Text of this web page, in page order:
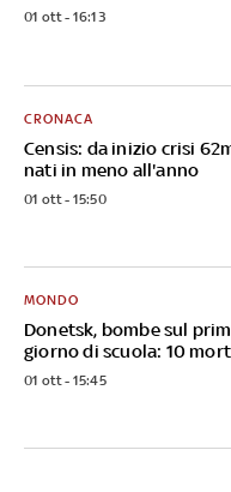
01 ott - 16:13
Censis: da inizio crisi
nati in meno all'anno
CRONACA
01 ott - 15:50
Donetsk, bombe sul
giorno di scuola: 10
MONDO
01 ott - 15:45